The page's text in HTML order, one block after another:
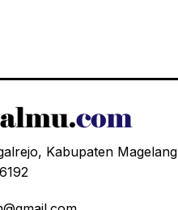
Kabupaten Magelang